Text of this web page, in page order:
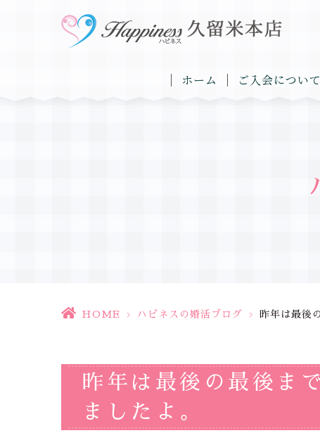
ホーム ご入会について
HOME > ハピネスの婚活ブログ > 昨年は最後
昨年は最後の最後ま
ましたよ。